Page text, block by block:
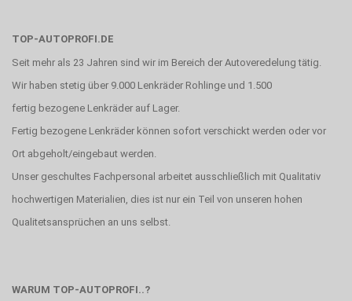
TOP-AUTOPROFI.DE
Seit mehr als 23 Jahren sind wir im Bereich der Autoveredelung tätig.
Wir haben stetig über 9.000 Lenkräder Rohlinge und 1.500
fertig bezogene Lenkräder auf Lager.
Fertig bezogene Lenkräder können sofort verschickt werden oder vor
Ort abgeholt/eingebaut werden.
Unser geschultes Fachpersonal arbeitet ausschließlich mit Qualitativ
hochwertigen Materialien, dies ist nur ein Teil von unseren hohen
Qualitetsansprüchen an uns selbst.
WARUM TOP-AUTOPROFI..?